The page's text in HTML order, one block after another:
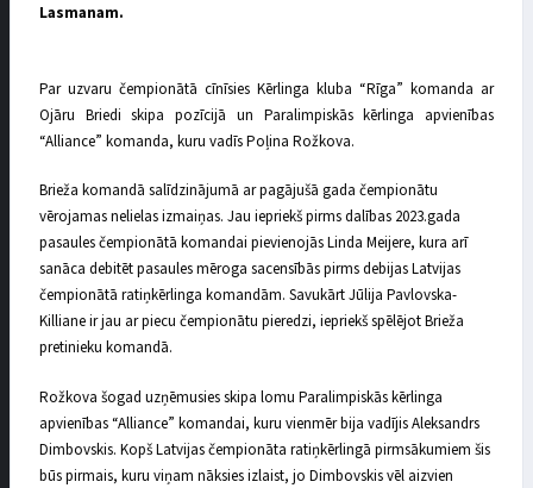
Lasmanam.
Par uzvaru čempionātā cīnīsies Kērlinga kluba “Rīga” komanda ar
Ojāru Briedi skipa pozīcijā un Paralimpiskās kērlinga apvienības
“Alliance” komanda, kuru vadīs Poļina Rožkova.
Brieža komandā salīdzinājumā ar pagājušā gada čempionātu
vērojamas nelielas izmaiņas. Jau iepriekš pirms dalības 2023.gada
pasaules čempionātā komandai pievienojās Linda Meijere, kura arī
sanāca debitēt pasaules mēroga sacensībās pirms debijas Latvijas
čempionātā ratiņkērlinga komandām. Savukārt Jūlija Pavlovska-
Killiane ir jau ar piecu čempionātu pieredzi, iepriekš spēlējot Brieža
pretinieku komandā.
Rožkova šogad uzņēmusies skipa lomu Paralimpiskās kērlinga
apvienības “Alliance” komandai, kuru vienmēr bija vadījis Aleksandrs
Dimbovskis. Kopš Latvijas čempionāta ratiņkērlingā pirmsākumiem šis
būs pirmais, kuru viņam nāksies izlaist, jo Dimbovskis vēl aizvien